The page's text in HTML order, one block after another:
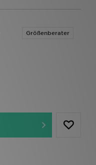
Größenberater